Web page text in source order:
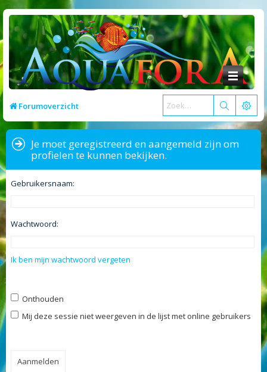
Forumoverzicht
Je moet geregistreerd en aangemeld zijn om
profielen te kunnen bekijken.
Gebruikersnaam:
Wachtwoord:
Ik ben mijn wachtwoord vergeten
Onthouden
Mij deze sessie niet weergeven in de lijst met online gebruikers